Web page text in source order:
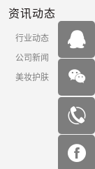
资讯动态
行业动态
公司新闻
美妆护肤